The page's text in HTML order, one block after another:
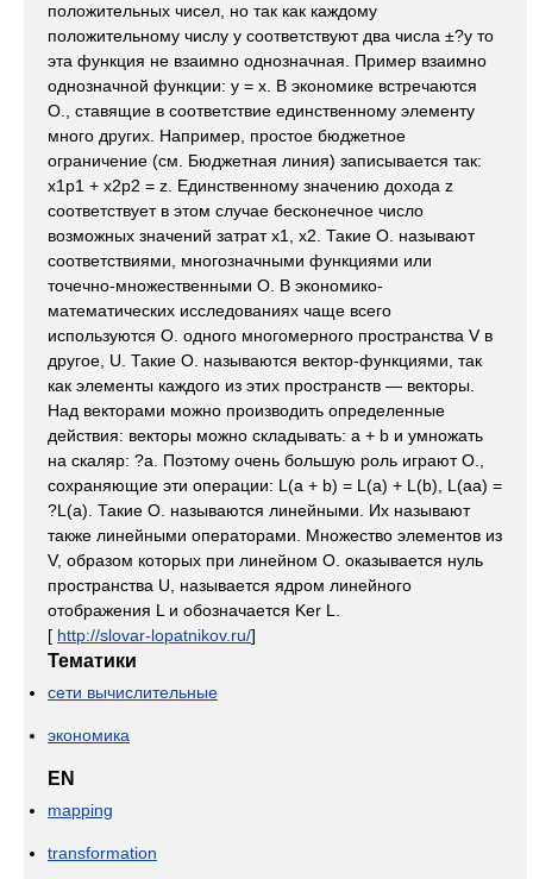
положительных чисел, но так как каждому
положительному числу y соответствуют два числа ±?y то
эта функция не взаимно однозначная. Пример взаимно
однозначной функции: y = x. В экономике встречаются
О., ставящие в соответствие единственному элементу
много других. Например, простое бюджетное
ограничение (см. Бюджетная линия) записывается так:
x1p1 + x2p2 = z. Единственному значению дохода z
соответствует в этом случае бесконечное число
возможных значений затрат x1, x2. Такие О. называют
соответствиями, многозначными функциями или
точечно-множественными О. В экономико-
математических исследованиях чаще всего
используются О. одного многомерного пространства V в
другое, U. Такие О. называются вектор-функциями, так
как элементы каждого из этих пространств — векторы.
Над векторами можно производить определенные
действия: векторы можно складывать: a + b и умножать
на скаляр: ?a. Поэтому очень большую роль играют О.,
сохраняющие эти операции: L(a + b) = L(a) + L(b), L(aa) =
?L(a). Такие О. называются линейными. Их называют
также линейными операторами. Множество элементов из
V, образом которых при линейном О. оказывается нуль
пространства U, называется ядром линейного
отображения L и обозначается Ker L.
[ http://slovar-lopatnikov.ru/]
Тематики
сети вычислительные
экономика
EN
mapping
transformation